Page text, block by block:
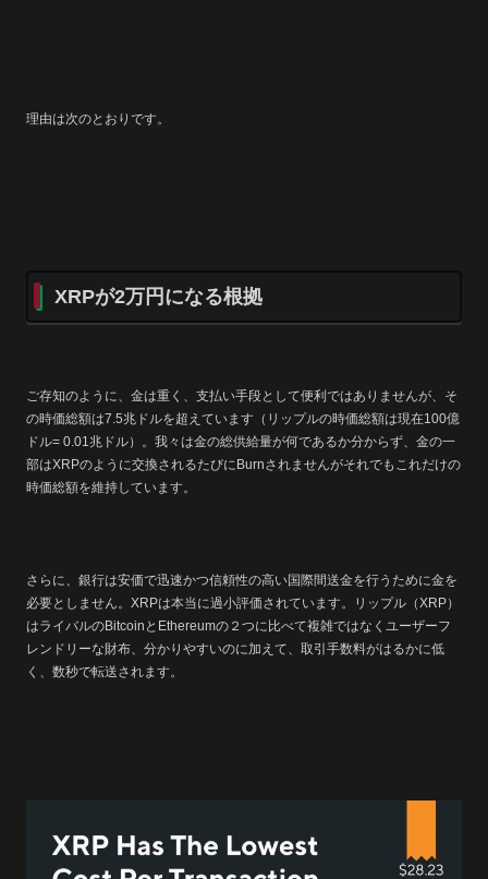
理由は次のとおりです。
XRPが2万円になる根拠
ご存知のように、金は重く、支払い手段として便利ではありませんが、そ
の時価総額は7.5兆ドルを超えています（リップルの時価総額は現在100億
ドル= 0.01兆ドル）。我々は金の総供給量が何であるか分からず、金の一
部はXRPのように交換されるたびにBurnされませんがそれでもこれだけの
時価総額を維持しています。
さらに、銀行は安価で迅速かつ信頼性の高い国際間送金を行うために金を
必要としません。XRPは本当に過小評価されています。リップル（XRP）
はライバルのBitcoinとEthereumの２つに比べて複雑ではなくユーザーフ
レンドリーな財布、分かりやすいのに加えて、取引手数料がはるかに低
く、数秒で転送されます。